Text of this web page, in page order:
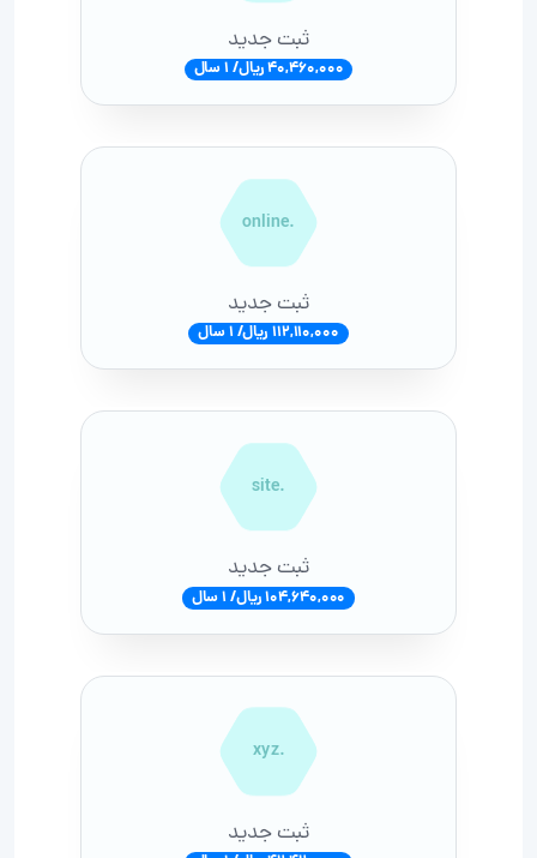
ثبت جدید
40,460,000 ریال/ 1 سال
.online
ثبت جدید
112,110,000 ریال/ 1 سال
.site
ثبت جدید
104,640,000 ریال/ 1 سال
.xyz
ثبت جدید